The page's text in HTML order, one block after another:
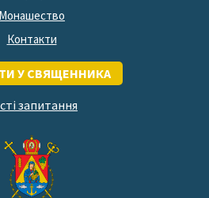
Монашество
Контакти
У СВЯЩЕННИКА
запитання